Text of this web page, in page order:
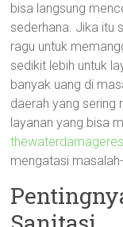
bisa langsung
sederhana. Jika itu
ragu untuk
sedikit lebih untuk
banyak uang di
daerah yang sering
layanan yang bisa
mengatasi